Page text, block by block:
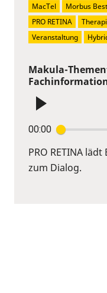
Makula-
00:00
PRO RETINA
zum Dialog.
MacTel
Morbus Best
PRO RETINA
Veranstaltung